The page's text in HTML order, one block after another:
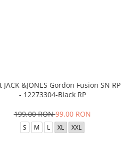
JACK &JONES Gordon Fusion SN RP
- 12273304-Black RP
199,00 RON99,00 RON
S M L XL XXL